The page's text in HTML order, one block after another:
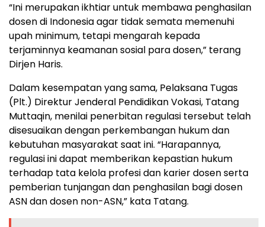
“Ini merupakan ikhtiar untuk membawa penghasilan
dosen di Indonesia agar tidak semata memenuhi
upah minimum, tetapi mengarah kepada
terjaminnya keamanan sosial para dosen,” terang
Dirjen Haris.
Dalam kesempatan yang sama, Pelaksana Tugas
(Plt.) Direktur Jenderal Pendidikan Vokasi, Tatang
Muttaqin, menilai penerbitan regulasi tersebut telah
disesuaikan dengan perkembangan hukum dan
kebutuhan masyarakat saat ini. “Harapannya,
regulasi ini dapat memberikan kepastian hukum
terhadap tata kelola profesi dan karier dosen serta
pemberian tunjangan dan penghasilan bagi dosen
ASN dan dosen non-ASN,” kata Tatang.